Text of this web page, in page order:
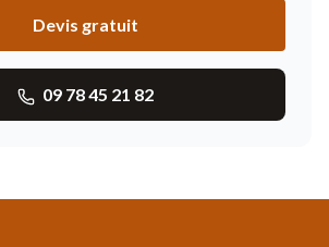
Devis gratuit
09 78 45 21 82